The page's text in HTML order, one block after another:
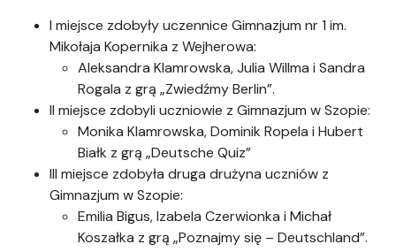
I miejsce zdobyły uczennice Gimnazjum nr 1 im.
Mikołaja Kopernika z Wejherowa:
Aleksandra Klamrowska, Julia Willma i Sandra
Rogala z grą „Zwiedźmy Berlin”.
II miejsce zdobyli uczniowie z Gimnazjum w Szopie:
Monika Klamrowska, Dominik Ropela i Hubert
Białk z grą „Deutsche Quiz”
III miejsce zdobyła druga drużyna uczniów z
Gimnazjum w Szopie:
Emilia Bigus, Izabela Czerwionka i Michał
Koszałka z grą „Poznajmy się – Deutschland”.